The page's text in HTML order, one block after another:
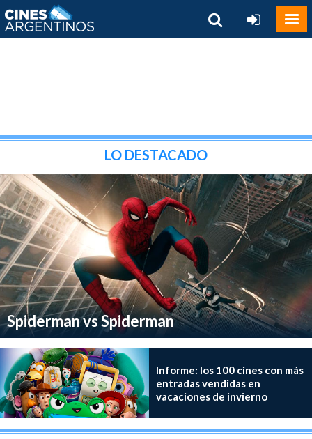
LO DESTACADO
Spiderman vs Spiderman
Informe: los 100 cines con más
entradas vendidas en
vacaciones de invierno